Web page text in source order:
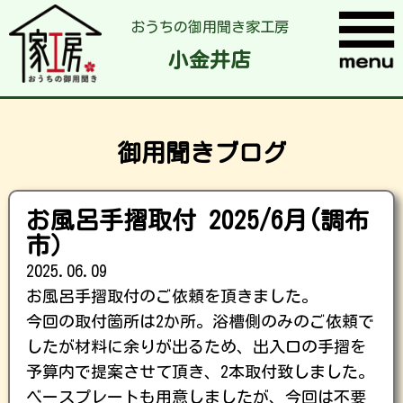
おうちの御用聞き家工房
小金井店
御用聞きブログ
お風呂手摺取付 2025/6月(調布
市）
2025.06.09
お風呂手摺取付のご依頼を頂きました。
今回の取付箇所は2か所。浴槽側のみのご依頼で
したが材料に余りが出るため、出入口の手摺を
予算内で提案させて頂き、2本取付致しました。
ベースプレートも用意しましたが、今回は不要